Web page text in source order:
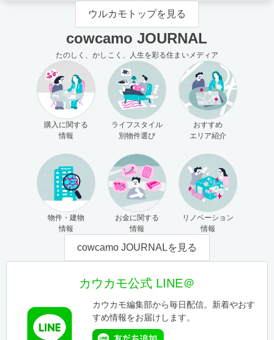
ウルカモトップを見る
cowcamo JOURNAL
たのしく、かしこく、人生を彩る住まいメディア
購入に関する
情報
ライフスタイル
別物件選び
おすすめ
エリア紹介
物件・建物
情報
お金に関する
情報
リノベーション
情報
cowcamo JOURNALを見る
カウカモ公式 LINE＠
カウカモ編集部から毎日配信。新着やおす
すめ情報をお届けします。